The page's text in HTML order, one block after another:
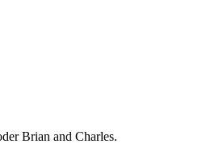
Brian and Charles.